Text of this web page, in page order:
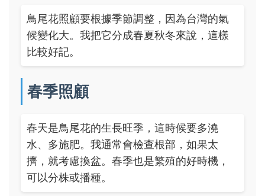
鳥尾花照顧要根據季節調整，因為台灣的氣
候變化大。我把它分成春夏秋冬來說，這樣
比較好記。
春季照顧
春天是鳥尾花的生長旺季，這時候要多澆
水、多施肥。我通常會檢查根部，如果太
擠，就考慮換盆。春季也是繁殖的好時機，
可以分株或播種。